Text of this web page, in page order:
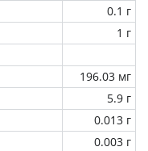
0.1 г
1 г
196.03 мг
5.9 г
0.013 г
0.003 г